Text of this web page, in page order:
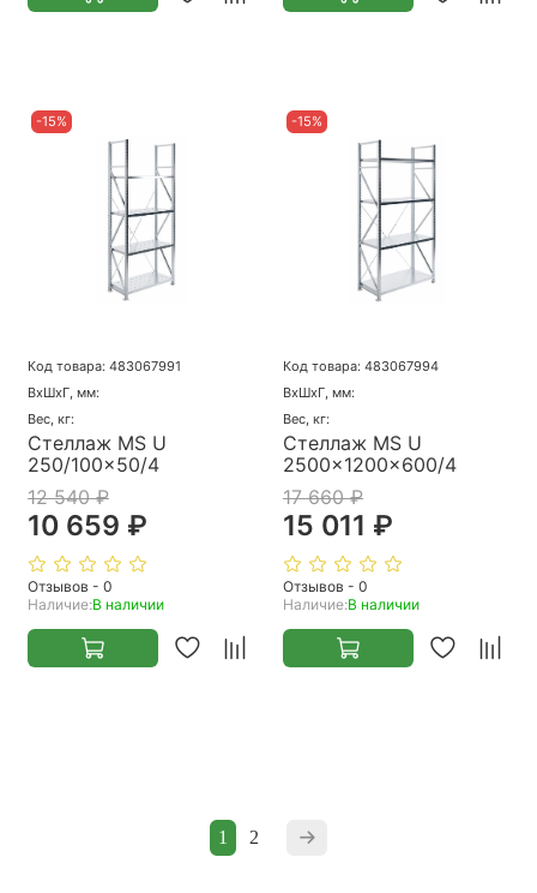
-15%
Код товара: 483067991
ВхШхГ, мм:
Вес, кг:
Стеллаж MS U
250/100x50/4
12 540 ₽
10 659 ₽
Отзывов - 0
Наличие:В наличии
-15%
Код товара: 483067994
ВхШхГ, мм:
Вес, кг:
Стеллаж MS U
2500x1200x600/4
17 660 ₽
15 011 ₽
Отзывов - 0
Наличие:В наличии
1 2